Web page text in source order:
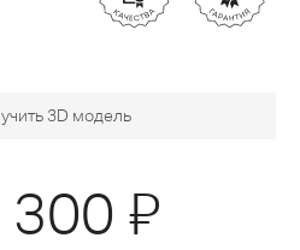
3D модель
300 Я